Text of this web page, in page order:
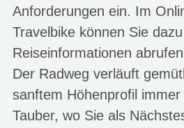
Anforderungen ein. Im
Travelbike können Sie
Reiseinformationen
Der Radweg verläuft
sanftem Höhenprofil
Tauber, wo Sie als